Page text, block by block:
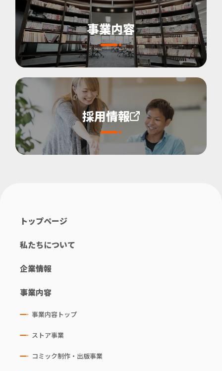
事業内容
採用情報
トップページ
私たちについて
企業情報
事業内容
事業内容トップ
ストア事業
コミック制作・出版事業